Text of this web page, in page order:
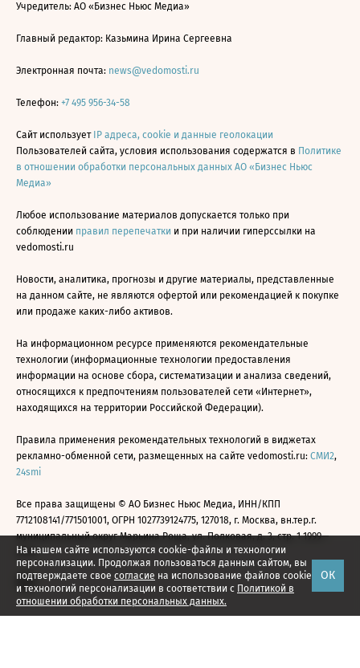
На нашем сайте используются cookie-файлы и технологии
персонализации. Продолжая пользоваться данным сайтом, вы
подтверждаете свое согласие на использование файлов cookie
и технологий персонализации в соответствии с Политикой в
отношении обработки персональных данных.
ОК
Учредитель: АО «Бизнес Ньюс Медиа»
Главный редактор: Казьмина Ирина Сергеевна
Электронная почта: news@vedomosti.ru
Телефон: +7 495 956-34-58
Сайт использует IP адреса, cookie и данные геолокации
Пользователей сайта, условия использования содержатся в Политике
в отношении обработки персональных данных АО «Бизнес Ньюс
Медиа»
Любое использование материалов допускается только при
соблюдении правил перепечатки и при наличии гиперссылки на
vedomosti.ru
Новости, аналитика, прогнозы и другие материалы, представленные
на данном сайте, не являются офертой или рекомендацией к покупке
или продаже каких-либо активов.
На информационном ресурсе применяются рекомендательные
технологии (информационные технологии предоставления
информации на основе сбора, систематизации и анализа сведений,
относящихся к предпочтениям пользователей сети «Интернет»,
находящихся на территории Российской Федерации).
Правила применения рекомендательных технологий в виджетах
рекламно-обменной сети, размещенных на сайте vedomosti.ru: СМИ2,
24smi
Все права защищены © АО Бизнес Ньюс Медиа, ИНН/КПП
7712108141/771501001, ОГРН 1027739124775, 127018, г. Москва, вн.тер.г.
муниципальный округ Марьина Роща, ул. Полковая, д. 3, стр. 1 1999—
2026